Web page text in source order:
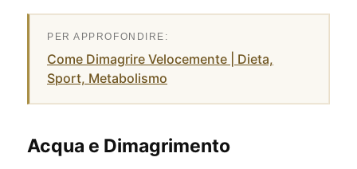
Come Dimagrire Velocemente | Dieta,
Sport, Metabolismo
Acqua e Dimagrimento